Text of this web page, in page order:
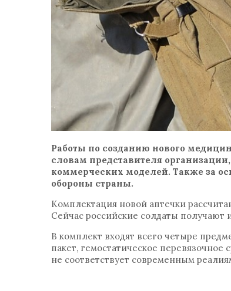
Работы по созданию нового
словам представителя
коммерческих моделей. Также за
обороны страны.
Комплектация новой аптечки
Сейчас российские солдаты
В комплект входят всего четыре
пакет, гемостатическое
не соответствует современным